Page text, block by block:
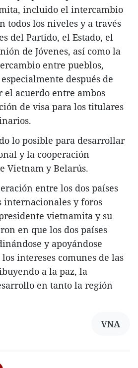
incluido el intercambio
todos los niveles y a través
del Partido, el Estado, el
de Jóvenes, así como la
entre pueblos,
después de
el acuerdo entre ambos
de visa para los titulares
lo posible para desarrollar
y la cooperación
Vietnam y Belarús.
entre los dos países
internacionales y foros
vietnamita y su
en que los dos países
y apoyándose
intereses comunes de las
a la paz, la
en tanto la región
VNA